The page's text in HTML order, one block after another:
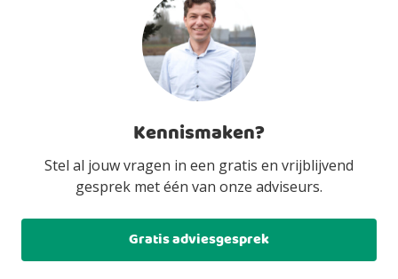
Kennismaken?
Stel al jouw vragen in een gratis en vrijblijvend
gesprek met één van onze adviseurs.
Gratis adviesgesprek